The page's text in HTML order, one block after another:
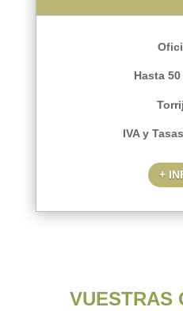
Hasta
IVA y
+
VUESTRAS